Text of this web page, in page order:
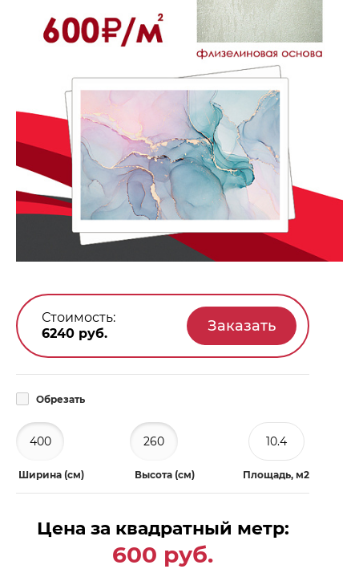
Стоимость:
6240 руб.
Обрезать
Ширина (см) Высота (см) Площадь, м2
Цена за квадратный метр:
600 руб.